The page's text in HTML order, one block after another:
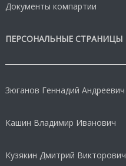
Документы компартии
ПЕРСОНАЛЬНЫЕ СТРАНИЦЫ
Зюганов Геннадий Андреевич
Кашин Владимир Иванович
Кузякин Дмитрий Викторович